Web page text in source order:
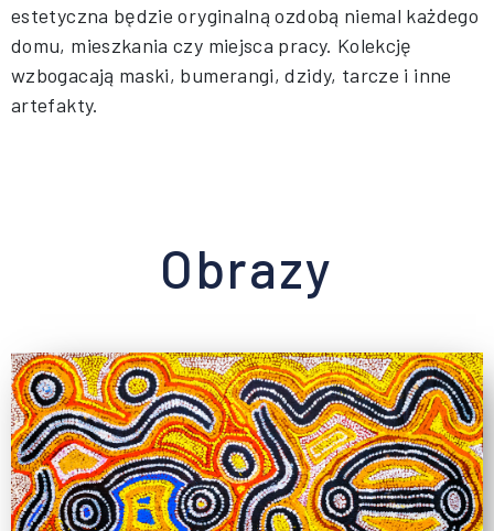
estetyczna będzie oryginalną ozdobą niemal każdego
domu, mieszkania czy miejsca pracy. Kolekcję
wzbogacają maski, bumerangi, dzidy, tarcze i inne
artefakty.
Obrazy